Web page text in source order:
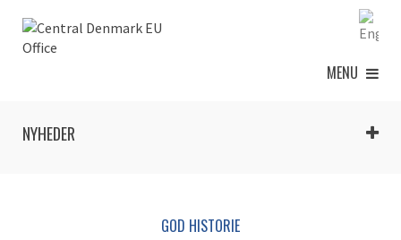
MENU
NYHEDER
GOD HISTORIE